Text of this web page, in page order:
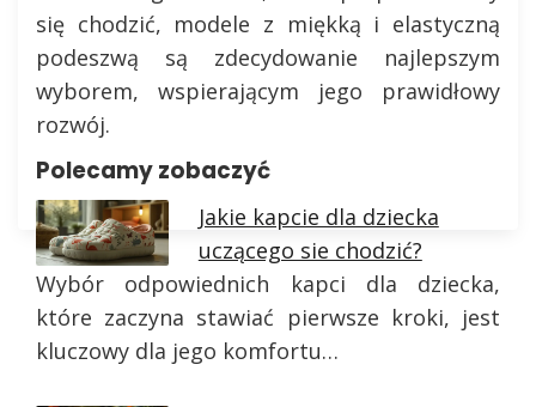
się chodzić, modele z miękką i elastyczną
podeszwą są zdecydowanie najlepszym
wyborem, wspierającym jego prawidłowy
rozwój.
Polecamy zobaczyć
Jakie kapcie dla dziecka
uczącego sie chodzić?
Wybór odpowiednich kapci dla dziecka,
które zaczyna stawiać pierwsze kroki, jest
kluczowy dla jego komfortu…